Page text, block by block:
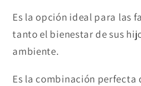
Es la opción ideal para las
tanto el bienestar de sus
ambiente.
Es la combinación